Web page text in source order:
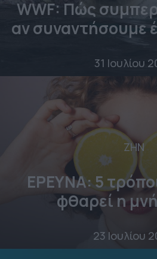
WWF: Πώς
αν συναντήσουμε
31 Ιουλίου
ΖΗΝ
ΕΡΕΥΝΑ: 5
φθαρεί η
23 Ιουλίου